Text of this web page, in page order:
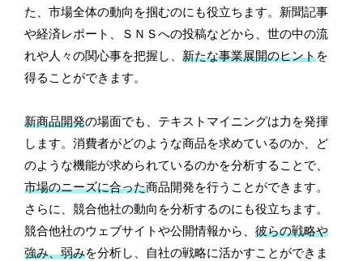
た、市場全体の動向を掴むのにも役立ちます。新聞記事
や経済レポート、ＳＮＳへの投稿などから、世の中の流
れや人々の関心事を把握し、新たな事業展開のヒントを
得ることができます。
新商品開発の場面でも、テキストマイニングは力を発揮
します。消費者がどのような商品を求めているのか、ど
のような機能が求められているのかを分析することで、
市場のニーズに合った商品開発を行うことができます。
さらに、競合他社の動向を分析するのにも役立ちます。
競合他社のウェブサイトや公開情報から、彼らの戦略や
強み、弱みを分析し、自社の戦略に活かすことができま